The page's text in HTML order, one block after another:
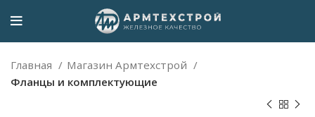
Главная
Магазин Армтехстрой
Фланцы и комплектующие